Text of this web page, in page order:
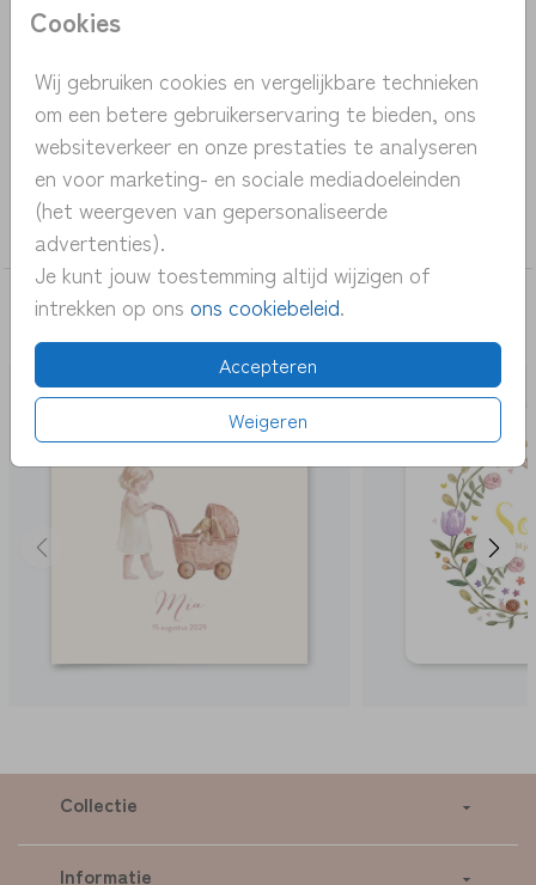
Cookies
Wij gebruiken cookies en vergelijkbare technieken
om een betere gebruikerservaring te bieden, ons
websiteverkeer en onze prestaties te analyseren
en voor marketing- en sociale mediadoeleinden
(het weergeven van gepersonaliseerde
advertenties).
Je kunt jouw toestemming altijd wijzigen of
intrekken op ons ons cookiebeleid.
Accepteren
Weigeren
Productinformatie
OMSCHRIJVING
geboortekaartje bloemen beige
COLLECTIE
meisje
DEZE KAARTEN VIND JE MISSCHIEN OOK
LEUK
Collectie
Informatie